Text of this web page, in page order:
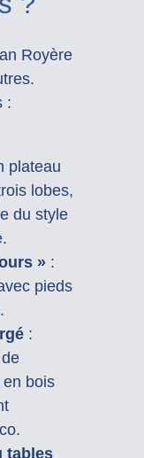
Royère
:
plateau
lobes,
du style
»:
pieds
:
bois
tables